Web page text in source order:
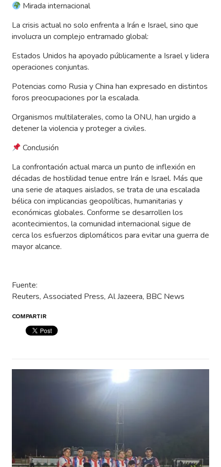
Mirada internacional
La crisis actual no solo enfrenta a Irán e Israel, sino que
involucra un complejo entramado global:
Estados Unidos ha apoyado públicamente a Israel y lidera
operaciones conjuntas.
Potencias como Rusia y China han expresado en distintos
foros preocupaciones por la escalada.
Organismos multilaterales, como la ONU, han urgido a
detener la violencia y proteger a civiles.
Conclusión
La confrontación actual marca un punto de inflexión en
décadas de hostilidad tenue entre Irán e Israel. Más que
una serie de ataques aislados, se trata de una escalada
bélica con implicancias geopolíticas, humanitarias y
económicas globales. Conforme se desarrollen los
acontecimientos, la comunidad internacional sigue de
cerca los esfuerzos diplomáticos para evitar una guerra de
mayor alcance.
Fuente:
Reuters, Associated Press, Al Jazeera, BBC News
COMPARTIR